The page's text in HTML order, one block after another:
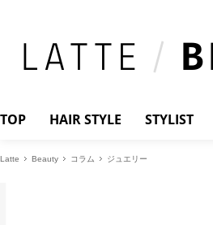
TOP HAIR STYLE STYLIST
Latte Beauty コラム ジュエリー